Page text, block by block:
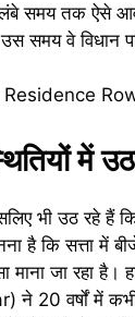
समय तक ऐसे
समय वे विधान
में
भी उठ रहे हैं
है कि सत्ता में
माना जा रहा है।
20 वर्षों में